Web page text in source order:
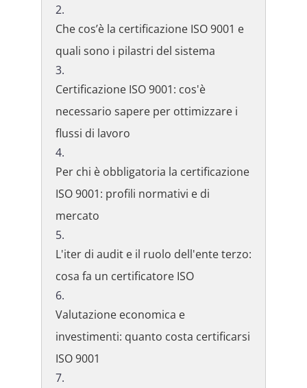
Che cos’è la certificazione ISO 9001 e
quali sono i pilastri del sistema
Certificazione ISO 9001: cos'è
necessario sapere per ottimizzare i
flussi di lavoro
Per chi è obbligatoria la certificazione
ISO 9001: profili normativi e di
mercato
L'iter di audit e il ruolo dell'ente terzo:
cosa fa un certificatore ISO
Valutazione economica e
investimenti: quanto costa certificarsi
ISO 9001